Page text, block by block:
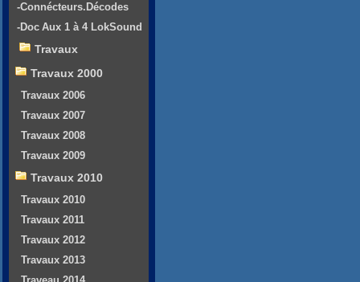
-Connécteurs.Décodes
-Doc Aux 1 à 4 LokSound
Travaux
Travaux 2000
Travaux 2006
Travaux 2007
Travaux 2008
Travaux 2009
Travaux 2010
Travaux 2010
Travaux 2011
Travaux 2012
Travaux 2013